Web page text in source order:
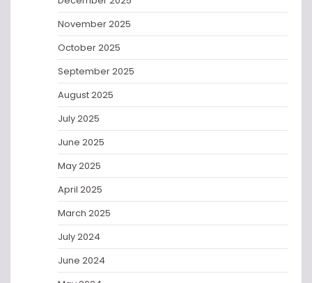
November 2025
October 2025
September 2025
August 2025
July 2025
June 2025
May 2025
April 2025
March 2025
July 2024
June 2024